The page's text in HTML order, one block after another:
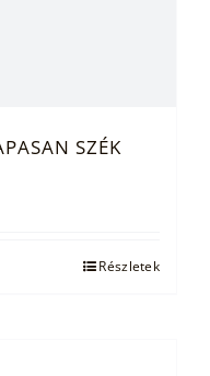
SZÉK
Részletek